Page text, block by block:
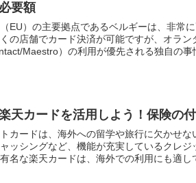
要額
EU）の主要拠点であるベルギーは、非常
の店舗でカード決済が可能ですが、オラ
Maestro）の利用が優先される独自の事
天カードを活用しよう！保険の
カードは、海外への留学や旅行に欠かせ
ッシングなど、機能が充実しているクレ
名な楽天カードは、海外での利用にも適し